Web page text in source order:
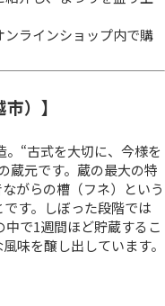
ラインショップ内で購
）】
“古式を大切に、今様を
蔵元です。蔵の最大の特
がらの槽（フネ）という
す。しぼった段階では
で1週間ほど貯蔵するこ
味を醸し出しています。